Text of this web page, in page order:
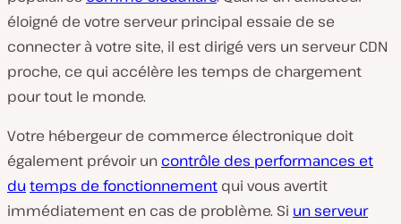
éloigné de votre serveur principal essaie de se
connecter à votre site, il est dirigé vers un serveur CDN
proche, ce qui accélère les temps de chargement
pour tout le monde.
Votre hébergeur de commerce électronique doit
également prévoir un contrôle des performances et
du temps de fonctionnement qui vous avertit
immédiatement en cas de problème. Si un serveur